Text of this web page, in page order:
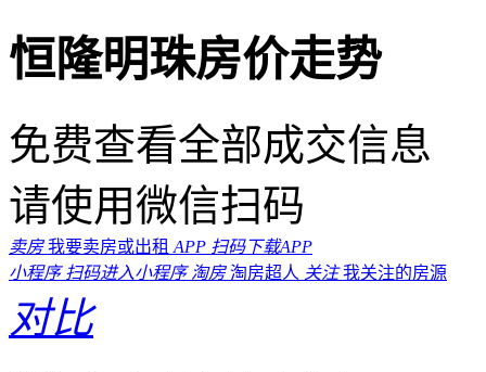
恒隆明珠房价走势
免费查看全部成交信息
请使用微信扫码
卖房 我要卖房或出租 APP 扫码下载APP
小程序 扫码进入小程序 淘房 淘房超人 关注 我关注的房源
对比